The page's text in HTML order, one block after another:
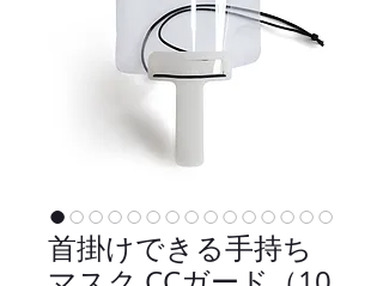
首掛けできる手持ち